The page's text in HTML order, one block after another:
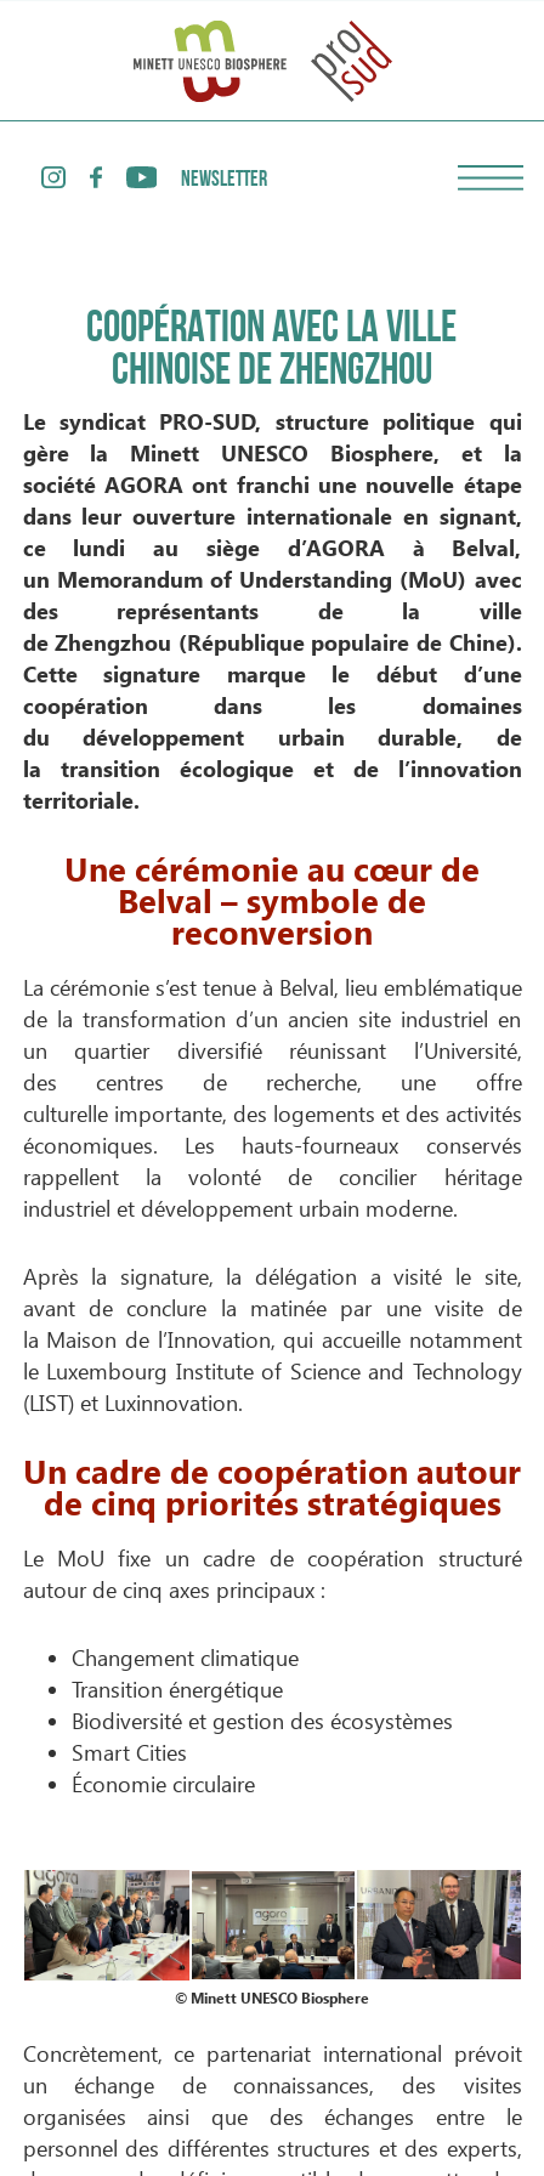
NEWSLETTER
COOPÉRATION AVEC LA VILLE
CHINOISE DE ZHENGZHOU
Le syndicat PRO-SUD, structure politique qui
gère la Minett UNESCO Biosphere, et la
société AGORA ont franchi une nouvelle étape
dans leur ouverture internationale en signant,
ce lundi au siège d’AGORA à Belval,
un Memorandum of Understanding (MoU) avec
des représentants de la ville
de Zhengzhou (République populaire de Chine).
Cette signature marque le début d’une
coopération dans les domaines
du développement urbain durable, de
la transition écologique et de l’innovation
territoriale.
Une cérémonie au cœur de
Belval – symbole de
reconversion
La cérémonie s’est tenue à Belval, lieu emblématique
de la transformation d’un ancien site industriel en
un quartier diversifié réunissant l’Université,
des centres de recherche, une offre
culturelle importante, des logements et des activités
économiques. Les hauts-fourneaux conservés
rappellent la volonté de concilier héritage
industriel et développement urbain moderne.
Après la signature, la délégation a visité le site,
avant de conclure la matinée par une visite de
la Maison de l’Innovation, qui accueille notamment
le Luxembourg Institute of Science and Technology
(LIST) et Luxinnovation.
Un cadre de coopération autour
de cinq priorités stratégiques
Le MoU fixe un cadre de coopération structuré
autour de cinq axes principaux :
Changement climatique
Transition énergétique
Biodiversité et gestion des écosystèmes
Smart Cities
Économie circulaire
© Minett UNESCO Biosphere
Concrètement, ce partenariat international prévoit
un échange de connaissances, des visites
organisées ainsi que des échanges entre le
personnel des différentes structures et des experts,